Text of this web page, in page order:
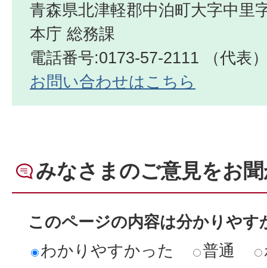
青森県北津軽郡中泊町大字中里
本庁 総務課
電話番号:0173-57-2111 （代表
お問い合わせはこちら
みなさまのご意見をお
このページの内容は分かりやす
わかりやすかった
普通